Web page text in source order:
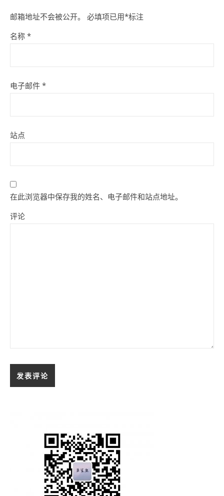
邮箱地址不会被公开。 必填项已用*标注
名称 *
电子邮件 *
站点
在此浏览器中保存我的姓名、电子邮件和站点地址。
评论